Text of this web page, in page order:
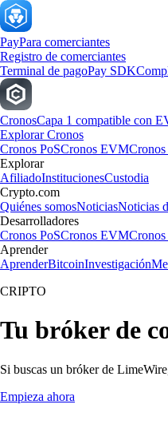
PayPara comerciantes
Registro de comerciantes
Terminal de pagoPay SDK
CronosCapa 1 compatible con
Explorar Cronos
Cronos PoSCronos EVM
Explorar
AfiliadoInstitucionesCustodia
Crypto.com
Quiénes somosNoticiasNoticias
Desarrolladores
Cronos PoSCronos EVM
Aprender
AprenderBitcoinInvestigación
CRIPTO
Tu bróker de
Si buscas un bróker de
Empieza ahora